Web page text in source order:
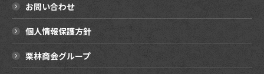
お問い合わせ
個人情報保護方針
栗林商会グループ